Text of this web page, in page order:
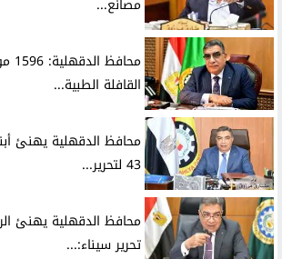
مصانع...
القافلة الطبية...
محافظ الدقهلية يهنئ
43 لتحرير...
محافظ الدقهلية يهنئ
تحرير سيناء:...